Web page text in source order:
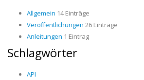
Allgemein 14 Einträge
Veröffentlichungen 26 Einträge
Anleitungen 1 Eintrag
Schlagwörter
API